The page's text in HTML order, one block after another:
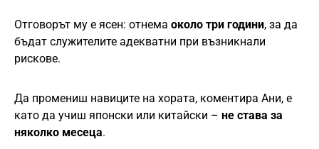
Отговорът му е ясен: отнема около три години, за да
бъдат служителите адекватни при възникнали
рискове.
Да промениш навиците на хората, коментира Ани, е
като да учиш японски или китайски – не става за
няколко месеца.